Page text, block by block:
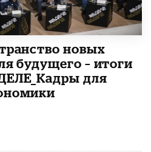
новых
будущего – итоги
для